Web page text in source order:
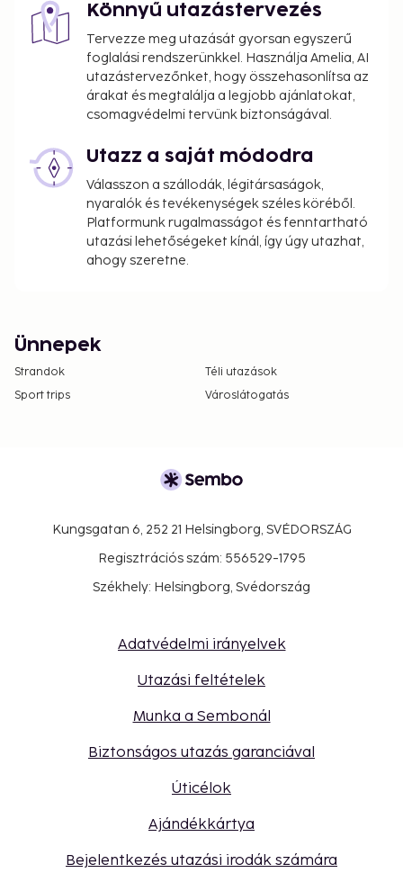
Könnyű utazástervezés
Tervezze meg utazását gyorsan egyszerű
foglalási rendszerünkkel. Használja Amelia, AI
utazástervezőnket, hogy összehasonlítsa az
árakat és megtalálja a legjobb ajánlatokat,
csomagvédelmi tervünk biztonságával.
Utazz a saját módodra
Válasszon a szállodák, légitársaságok,
nyaralók és tevékenységek széles köréből.
Platformunk rugalmasságot és fenntartható
utazási lehetőségeket kínál, így úgy utazhat,
ahogy szeretne.
Ünnepek
Strandok
Téli utazások
Sport trips
Városlátogatás
Kungsgatan 6, 252 21 Helsingborg, SVÉDORSZÁG
Regisztrációs szám: 556529-1795
Székhely: Helsingborg, Svédország
Adatvédelmi irányelvek
Utazási feltételek
Munka a Sembonál
Biztonságos utazás garanciával
Úticélok
Ajándékkártya
Bejelentkezés utazási irodák számára